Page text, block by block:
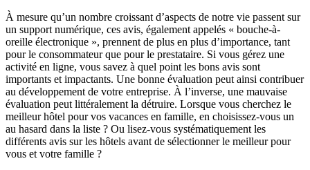
À mesure qu’un nombre croissant d’aspects de notre vie passent sur
un support numérique, ces avis, également appelés « bouche-à-
oreille électronique », prennent de plus en plus d’importance, tant
pour le consommateur que pour le prestataire. Si vous gérez une
activité en ligne, vous savez à quel point les bons avis sont
importants et impactants. Une bonne évaluation peut ainsi contribuer
au développement de votre entreprise. À l’inverse, une mauvaise
évaluation peut littéralement la détruire. Lorsque vous cherchez le
meilleur hôtel pour vos vacances en famille, en choisissez-vous un
au hasard dans la liste ? Ou lisez-vous systématiquement les
différents avis sur les hôtels avant de sélectionner le meilleur pour
vous et votre famille ?